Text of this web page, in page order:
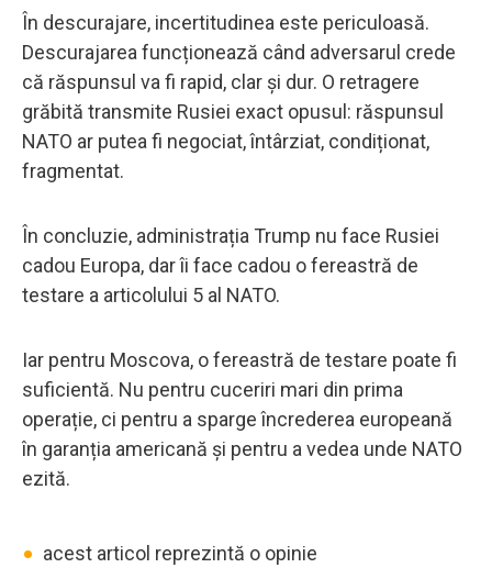
În descurajare, incertitudinea este periculoasă.
Descurajarea funcționează când adversarul crede
că răspunsul va fi rapid, clar și dur. O retragere
grăbită transmite Rusiei exact opusul: răspunsul
NATO ar putea fi negociat, întârziat, condiționat,
fragmentat.
În concluzie, administrația Trump nu face Rusiei
cadou Europa, dar îi face cadou o fereastră de
testare a articolului 5 al NATO.
Iar pentru Moscova, o fereastră de testare poate fi
suficientă. Nu pentru cuceriri mari din prima
operație, ci pentru a sparge încrederea europeană
în garanția americană și pentru a vedea unde NATO
ezită.
• acest articol reprezintă o opinie